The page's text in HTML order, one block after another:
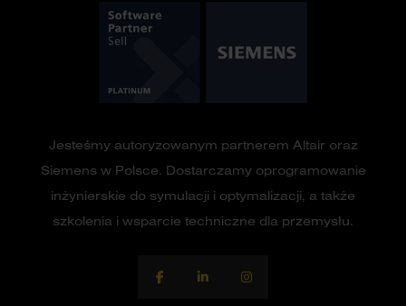
Jesteśmy autoryzowanym partnerem Altair oraz
Siemens w Polsce. Dostarczamy oprogramowanie
inżynierskie do symulacji i optymalizacji, a także
szkolenia i wsparcie techniczne dla przemysłu.